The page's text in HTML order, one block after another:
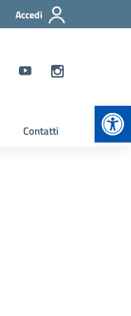
Accedi
Contatti